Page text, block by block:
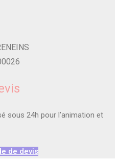
sous 24h pour l’animation et
de devis